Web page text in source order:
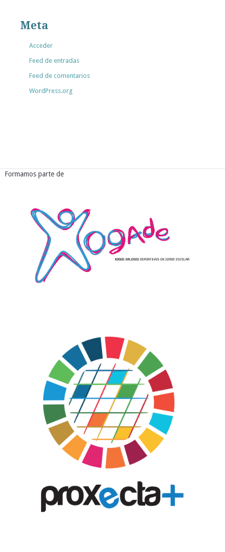
Meta
Acceder
Feed de entradas
Feed de comentarios
WordPress.org
Formamos parte de